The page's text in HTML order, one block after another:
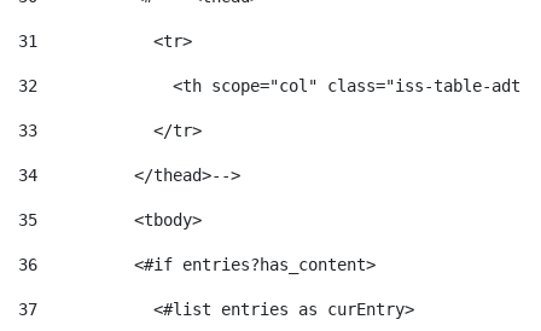
31
            <tr>
32
<th scope="col" class="iss-table-
33
            </tr>
34
          </thead>-->
35
          <tbody>
36
          <#if entries?has_content>
37
            <#list entries as curEntry>